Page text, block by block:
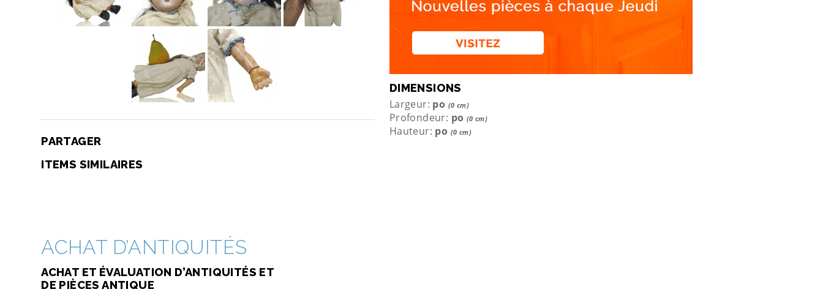
PARTAGER
DIMENSIONS
Largeur: po (0 cm)
Profondeur: po (0 cm)
Hauteur: po (0 cm)
ITEMS SIMILAIRES
ACHAT D’ANTIQUITÉS
ACHAT ET ÉVALUATION D’ANTIQUITÉS ET
DE PIÈCES ANTIQUE